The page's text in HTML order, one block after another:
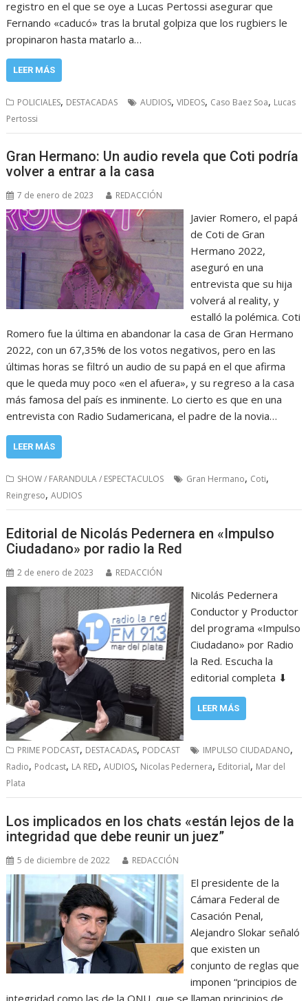
registro en el que se oye a Lucas Pertossi asegurar que
Fernando «caducó» tras la brutal golpiza que los rugbiers le
propinaron hasta matarlo a…
LEER MÁS
POLICIALES, DESTACADAS AUDIOS,VIDEOS, Caso Baez Soa, Lucas
Pertossi
Gran Hermano: Un audio revela que Coti podría
volver a entrar a la casa
7 de enero de 2023 REDACCIÓN
Javier Romero, el papá
de Coti de Gran
Hermano 2022,
aseguró en una
entrevista que su hija
volverá al reality, y
estalló la polémica. Coti
Romero fue la última en abandonar la casa de Gran Hermano
2022, con un 67,35% de los votos negativos, pero en las
últimas horas se filtró un audio de su papá en el que afirma
que le queda muy poco «en el afuera», y su regreso a la casa
más famosa del país es inminente. Lo cierto es que en una
entrevista con Radio Sudamericana, el padre de la novia…
LEER MÁS
SHOW / FARANDULA / ESPECTACULOS Gran Hermano, Coti,
Reingreso,AUDIOS
Editorial de Nicolás Pedernera en «Impulso
Ciudadano» por radio la Red
2 de enero de 2023 REDACCIÓN
Nicolás Pedernera
Conductor y Productor
del programa «Impulso
Ciudadano» por Radio
la Red. Escucha la
editorial completa ⬇
LEER MÁS
PRIME PODCAST, DESTACADAS, PODCAST IMPULSO CIUDADANO,
Radio, Podcast, LA RED,AUDIOS, Nicolas Pedernera, Editorial, Mar del
Plata
Los implicados en los chats «están lejos de la
integridad que debe reunir un juez”
5 de diciembre de 2022 REDACCIÓN
El presidente de la
Cámara Federal de
Casación Penal,
Alejandro Slokar señaló
que existen un
conjunto de reglas que
imponen “principios de
integridad como las de la ONU, que se llaman principios de